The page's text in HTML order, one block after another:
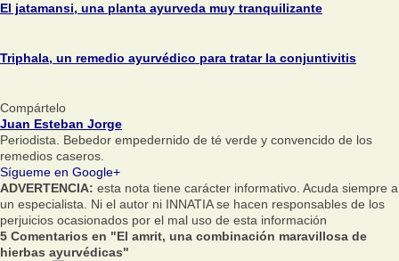
El jatamansi, una planta ayurveda muy tranquilizante
Triphala, un remedio ayurvédico para tratar la conjuntivitis
Compártelo
Juan Esteban Jorge
Periodista. Bebedor empedernido de té verde y convencido de los
remedios caseros.
Sígueme en Google+
ADVERTENCIA: esta nota tiene carácter informativo. Acuda siempre a
un especialista. Ni el autor ni INNATIA se hacen responsables de los
perjuicios ocasionados por el mal uso de esta información
5 Comentarios en "El amrit, una combinación maravillosa de
hierbas ayurvédicas"